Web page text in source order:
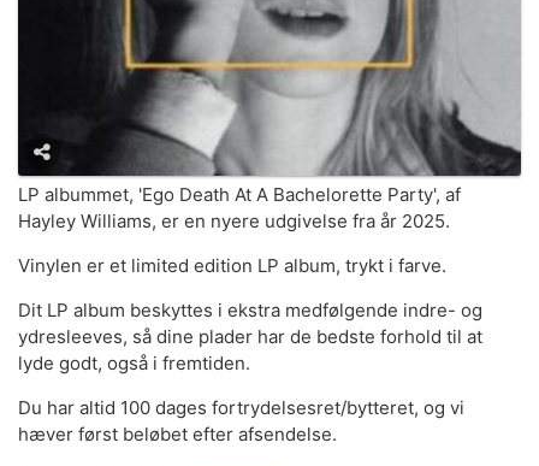
LP albummet, 'Ego Death At A Bachelorette Party', af
Hayley Williams, er en nyere udgivelse fra år 2025.
Vinylen er et limited edition LP album, trykt i farve.
Dit LP album beskyttes i ekstra medfølgende indre- og
ydresleeves, så dine plader har de bedste forhold til at
lyde godt, også i fremtiden.
Du har altid 100 dages fortrydelsesret/bytteret, og vi
hæver først beløbet efter afsendelse.